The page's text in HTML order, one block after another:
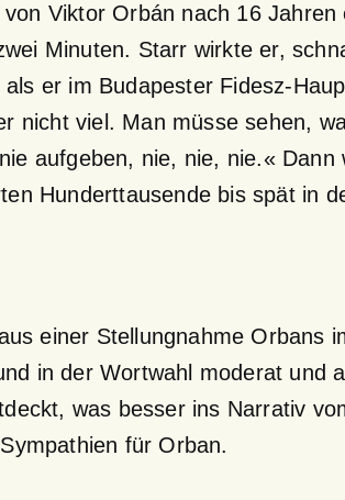
Viktor Orbán nach 16 Jahren
Minuten. Starr wirkte er,
er im Budapester Fidesz-
nicht viel. Man müsse sehen,
aufgeben, nie, nie, nie.« Dann
Hunderttausende bis spät in
einer Stellungnahme Orbans
in der Wortwahl moderat und
was besser ins Narrativ
für Orban.